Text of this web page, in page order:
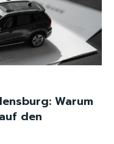
Warum
den